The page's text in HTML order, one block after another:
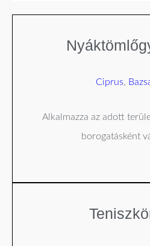
Ciprus,
Alkalmazza az adott
borogatásként